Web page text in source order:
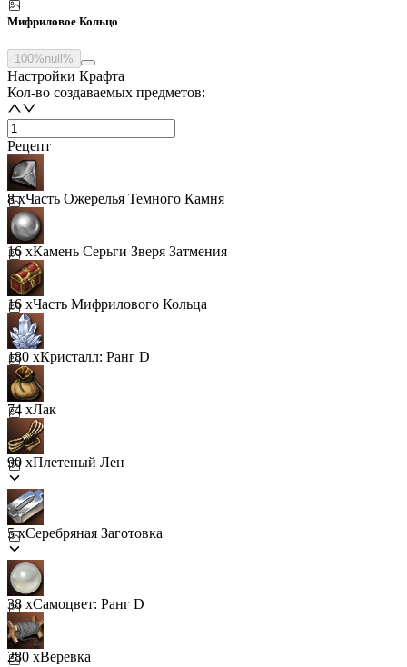
Мифриловое Кольцо
100%null%
Настройки Крафта
Кол-во создаваемых предметов:
Рецепт
8 xЧасть Ожерелья Темного Камня
16 xКамень Серьги Зверя Затмения
16 xЧасть Мифрилового Кольца
180 xКристалл: Ранг D
74 xЛак
90 xПлетеный Лен
5 xСеребряная Заготовка
38 xСамоцвет: Ранг D
280 xВеревка